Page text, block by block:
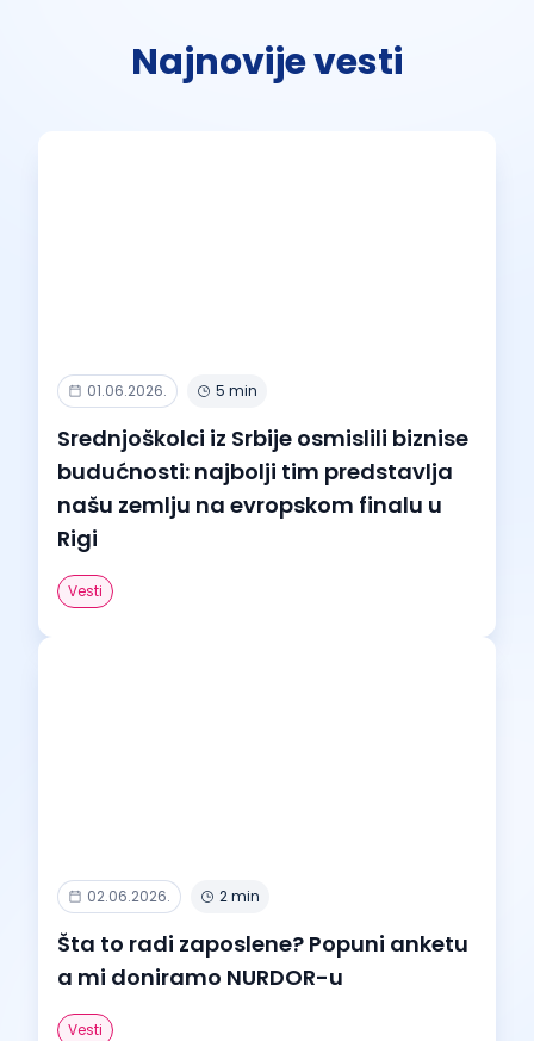
Najnovije vesti
01.06.2026. 5 min
Srednjoškolci iz Srbije osmislili biznise
budućnosti: najbolji tim predstavlja
našu zemlju na evropskom finalu u
Rigi
Vesti
02.06.2026. 2 min
Šta to radi zaposlene? Popuni anketu
a mi doniramo NURDOR-u
Vesti